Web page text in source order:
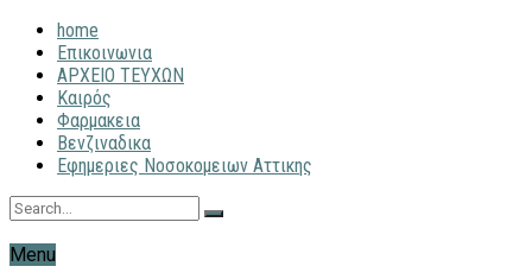
home
Επικοινωνια
ΑΡΧΕΙΟ ΤΕΥΧΩΝ
Καιρός
Φαρμακεια
Βενζιναδικα
Εφημεριες Νοσοκομειων Αττικης
Menu